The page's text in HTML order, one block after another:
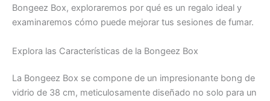
Bongeez Box, exploraremos por qué es un regalo ideal y
examinaremos cómo puede mejorar tus sesiones de fumar.
Explora las Características de la Bongeez Box
La Bongeez Box se compone de un impresionante bong de
vidrio de 38 cm, meticulosamente diseñado no solo para un